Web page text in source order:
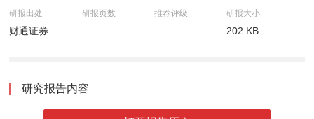
研报出处
财通证券
研报页数 推荐评级 研报大小
202 KB
研究报告内容